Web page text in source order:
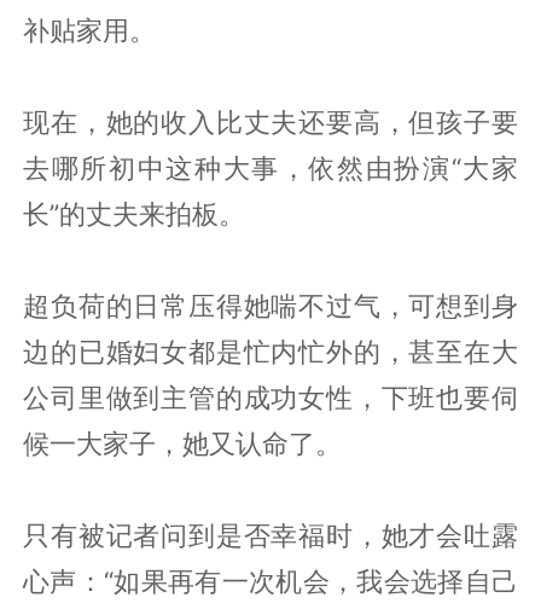
补贴家用。
现在，她的收入比丈夫还要高，但孩子要
去哪所初中这种大事，依然由扮演“大家
长”的丈夫来拍板。
超负荷的日常压得她喘不过气，可想到身
边的已婚妇女都是忙内忙外的，甚至在大
公司里做到主管的成功女性，下班也要伺
候一大家子，她又认命了。
只有被记者问到是否幸福时，她才会吐露
心声：“如果再有一次机会，我会选择自己